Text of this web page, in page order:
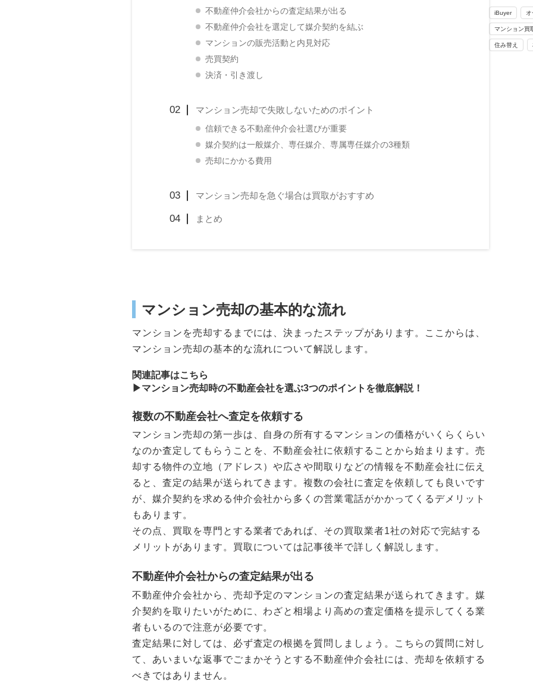
不動産仲介会社からの査定結果が出る
不動産仲介会社を選定して媒介契約を結ぶ
マンションの販売活動と内見対応
売買契約
決済・引き渡し
マンション売却で失敗しないためのポイント
信頼できる不動産仲介会社選びが重要
媒介契約は一般媒介、専任媒介、専属専任媒介の3種類
売却にかかる費用
マンション売却を急ぐ場合は買取がおすすめ
まとめ
マンション売却の基本的な流れ
マンションを売却するまでには、決まったステップがあります。ここからは、
マンション売却の基本的な流れについて解説します。
関連記事はこちら
▶︎マンション売却時の不動産会社を選ぶ3つのポイントを徹底解説！
複数の不動産会社へ査定を依頼する
マンション売却の第一歩は、自身の所有するマンションの価格がいくらくらい
なのか査定してもらうことを、不動産会社に依頼することから始まります。売
却する物件の立地（アドレス）や広さや間取りなどの情報を不動産会社に伝え
ると、査定の結果が送られてきます。複数の会社に査定を依頼しても良いです
が、媒介契約を求める仲介会社から多くの営業電話がかかってくるデメリット
もあります。
その点、買取を専門とする業者であれば、その買取業者1社の対応で完結する
メリットがあります。買取については記事後半で詳しく解説します。
不動産仲介会社からの査定結果が出る
不動産仲介会社から、売却予定のマンションの査定結果が送られてきます。媒
介契約を取りたいがために、わざと相場より高めの査定価格を提示してくる業
者もいるので注意が必要です。
査定結果に対しては、必ず査定の根拠を質問しましょう。こちらの質問に対し
て、あいまいな返事でごまかそうとする不動産仲介会社には、売却を依頼する
べきではありません。
iBuyer
マンション買
住み替え